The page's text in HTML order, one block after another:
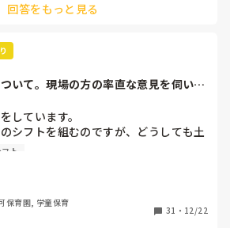
思っていましたが
、過去辞めた人も何年も言われ続けて
回答をもっと見る
いて。現場の方の率直な意見を伺いた
しています。
シフトを組むのですが、どうしても土
が少なく、いつも苦労しています。
すが、いざ勤務が始まると一日も土曜
りです。
フト
保育園, 学童保育
31 ・ 12/22